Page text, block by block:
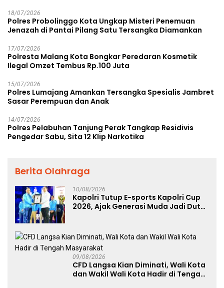
18/07/2026
Polres Probolinggo Kota Ungkap Misteri Penemuan
Jenazah di Pantai Pilang Satu Tersangka Diamankan
17/07/2026
Polresta Malang Kota Bongkar Peredaran Kosmetik
Ilegal Omzet Tembus Rp.100 Juta
15/07/2026
Polres Lumajang Amankan Tersangka Spesialis Jambret
Sasar Perempuan dan Anak
14/07/2026
Polres Pelabuhan Tanjung Perak Tangkap Residivis
Pengedar Sabu, Sita 12 Klip Narkotika
Berita Olahraga
10/08/2026
Kapolri Tutup E-sports Kapolri Cup
2026, Ajak Generasi Muda Jadi Duta
09/08/2026
CFD Langsa Kian Diminati, Wali Kota
dan Wakil Wali Kota Hadir di Tengah